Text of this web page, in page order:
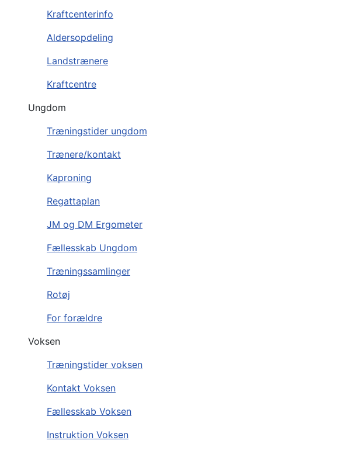
Kraftcenterinfo
Aldersopdeling
Landstrænere
Kraftcentre
Ungdom
Træningstider ungdom
Trænere/kontakt
Kaproning
Regattaplan
JM og DM Ergometer
Fællesskab Ungdom
Træningssamlinger
Rotøj
For forældre
Voksen
Træningstider voksen
Kontakt Voksen
Fællesskab Voksen
Instruktion Voksen